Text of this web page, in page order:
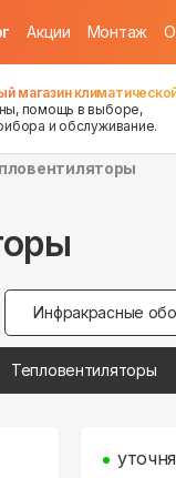
Акции Монтаж О
магазин
помощь в выборе,
и обслуживание.
Инфракрасные
Тепловентиляторы